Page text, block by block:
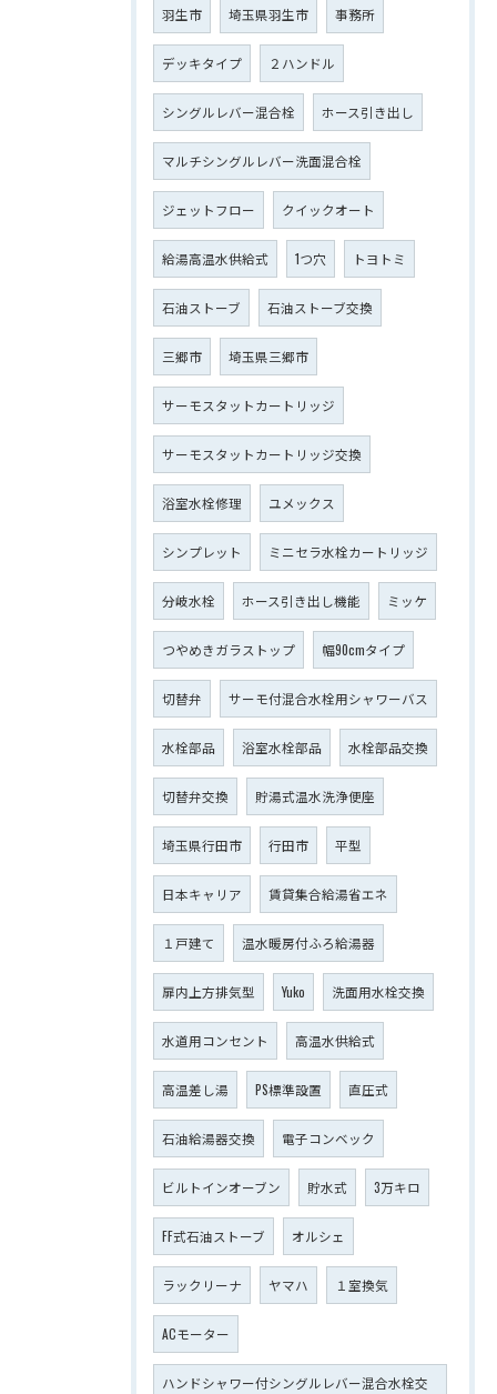
羽生市 埼玉県羽生市 事務所
デッキタイプ ２ハンドル
シングルレバー混合栓 ホース引き出し
マルチシングルレバー洗面混合栓
ジェットフロー クイックオート
給湯高温水供給式 1つ穴 トヨトミ
石油ストーブ 石油ストーブ交換
三郷市 埼玉県三郷市
サーモスタットカートリッジ
サーモスタットカートリッジ交換
浴室水栓修理 ユメックス
シンプレット ミニセラ水栓カートリッジ
分岐水栓 ホース引き出し機能 ミッケ
つやめきガラストップ 幅90cmタイプ
切替弁 サーモ付混合水栓用シャワーバス
水栓部品 浴室水栓部品 水栓部品交換
切替弁交換 貯湯式温水洗浄便座
埼玉県行田市 行田市 平型
日本キャリア 賃貸集合給湯省エネ
１戸建て 温水暖房付ふろ給湯器
扉内上方排気型 Yuko 洗面用水栓交換
水道用コンセント 高温水供給式
高温差し湯 PS標準設置 直圧式
石油給湯器交換 電子コンベック
ビルトインオーブン 貯水式 3万キロ
FF式石油ストーブ オルシェ
ラックリーナ ヤマハ １室換気
ACモーター
ハンドシャワー付シングルレバー混合水栓交